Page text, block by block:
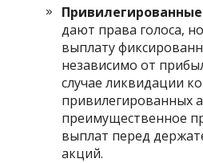
дают права голоса,
выплату
независимо от
случае ликвидации
привилегированных
преимущественное
выплат перед
акций.